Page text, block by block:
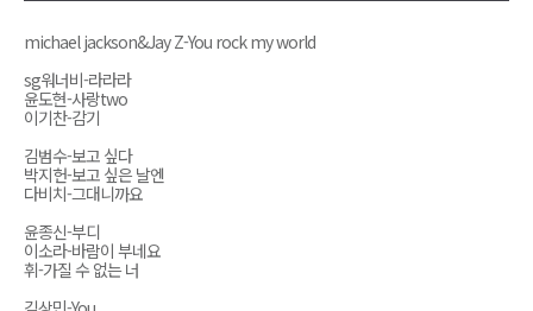
michael jackson&Jay Z-You rock my world
sg워너비-라라라
윤도현-사랑two
이기찬-감기
김범수-보고 싶다
박지헌-보고 싶은 날엔
다비치-그대니까요
윤종신-부디
이소라-바람이 부네요
휘-가질 수 없는 너